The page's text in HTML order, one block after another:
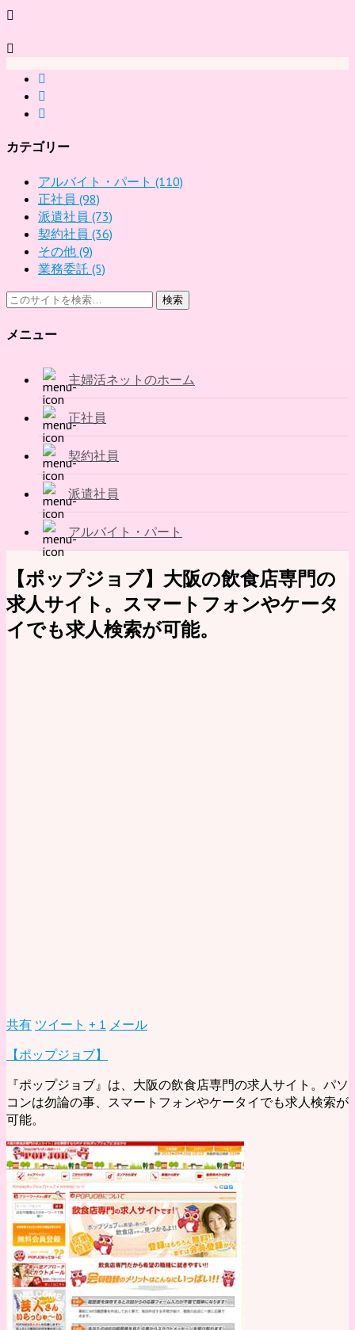
カテゴリー
アルバイト・パート (110)
正社員 (98)
派遣社員 (73)
契約社員 (36)
その他 (9)
業務委託 (5)
検索
メニュー
主婦活ネットのホーム
正社員
契約社員
派遣社員
アルバイト・パート
【ポップジョブ】大阪の飲食店専門の
求人サイト。スマートフォンやケータ
イでも求人検索が可能。
共有 ツイート + 1 メール
【ポップジョブ】
『ポップジョブ』は、大阪の飲食店専門の求人サイト。パソ
コンは勿論の事、スマートフォンやケータイでも求人検索が
可能。